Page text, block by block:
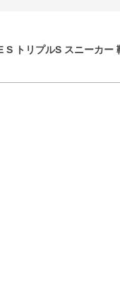
トリプルS スニーカー